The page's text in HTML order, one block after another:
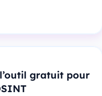
gratuit pour